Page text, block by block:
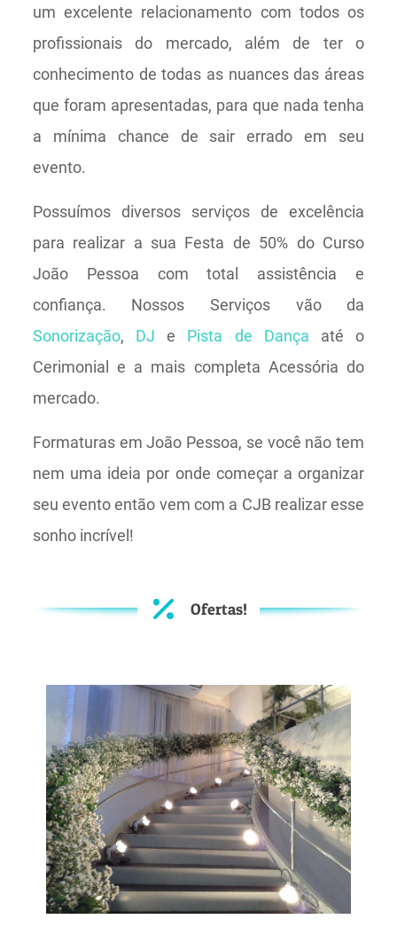
um excelente relacionamento com todos os
profissionais do mercado, além de ter o
conhecimento de todas as nuances das áreas
que foram apresentadas, para que nada tenha
a mínima chance de sair errado em seu
evento.
Possuímos diversos serviços de excelência
para realizar a sua Festa de 50% do Curso
João Pessoa com total assistência e
confiança. Nossos Serviços vão da
Sonorização, DJe Pista de Dança até o
Cerimonial e a mais completa Acessória do
mercado.
Formaturas em João Pessoa, se você não tem
nem uma ideia por onde começar a organizar
seu evento então vem com a CJB realizar esse
sonho incrível!
Ofertas!